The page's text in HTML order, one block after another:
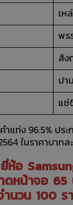
เห
พร
สัง
ปา
แซ่
ำแท่ง 96.5% ปร
ในราคาบาทล
ห้อ
หน้าจอ 65
นวน 100 ร